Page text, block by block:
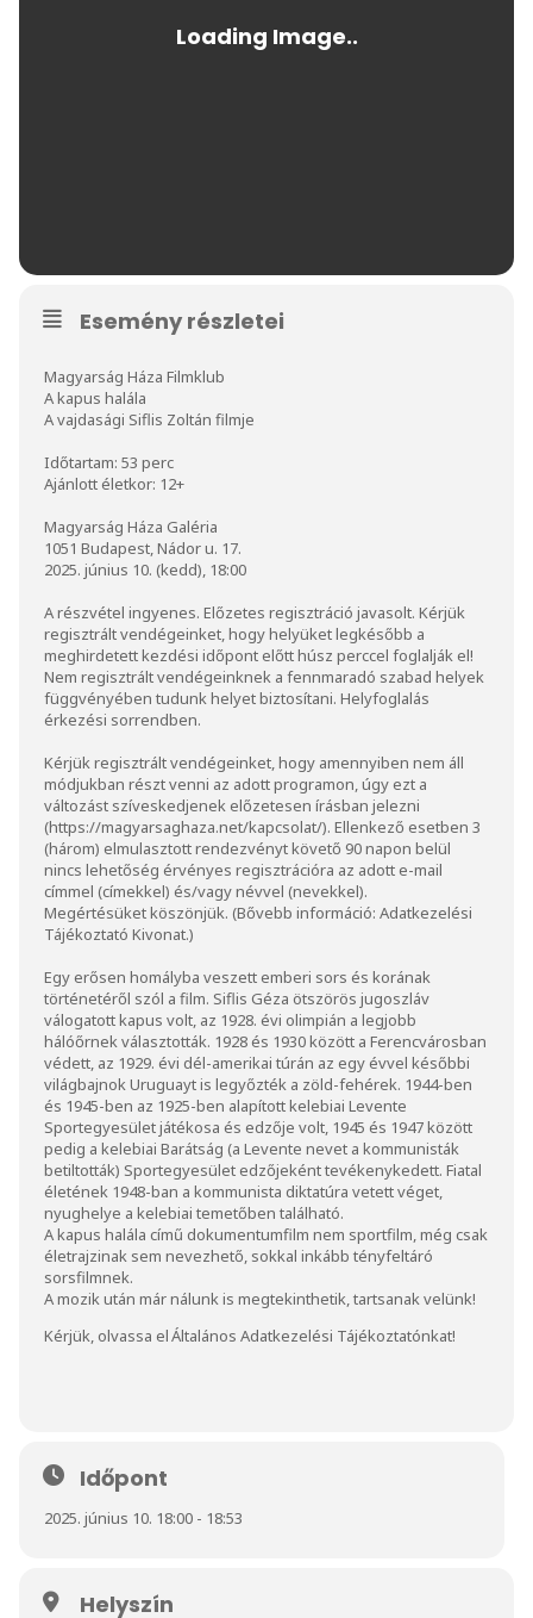
Esemény részletei
Magyarság Háza Filmklub
A kapus halála
A vajdasági Siflis Zoltán filmje
Időtartam: 53 perc
Ajánlott életkor: 12+
Magyarság Háza Galéria
1051 Budapest, Nádor u. 17.
2025. június 10. (kedd), 18:00
A részvétel ingyenes. Előzetes regisztráció javasolt. Kérjük
regisztrált vendégeinket, hogy helyüket legkésőbb a
meghirdetett kezdési időpont előtt húsz perccel foglalják el!
Nem regisztrált vendégeinknek a fennmaradó szabad helyek
függvényében tudunk helyet biztosítani. Helyfoglalás
érkezési sorrendben.
Kérjük regisztrált vendégeinket, hogy amennyiben nem áll
módjukban részt venni az adott programon, úgy ezt a
változást szíveskedjenek előzetesen írásban jelezni
(https://magyarsaghaza.net/kapcsolat/). Ellenkező esetben 3
(három) elmulasztott rendezvényt követő 90 napon belül
nincs lehetőség érvényes regisztrációra az adott e-mail
címmel (címekkel) és/vagy névvel (nevekkel).
Megértésüket köszönjük. (Bővebb információ: Adatkezelési
Tájékoztató Kivonat.)
Egy erősen homályba veszett emberi sors és korának
történetéről szól a film. Siflis Géza ötszörös jugoszláv
válogatott kapus volt, az 1928. évi olimpián a legjobb
hálóőrnek választották. 1928 és 1930 között a Ferencvárosban
védett, az 1929. évi dél-amerikai túrán az egy évvel későbbi
világbajnok Uruguayt is legyőzték a zöld-fehérek. 1944-ben
és 1945-ben az 1925-ben alapított kelebiai Levente
Sportegyesület játékosa és edzője volt, 1945 és 1947 között
pedig a kelebiai Barátság (a Levente nevet a kommunisták
betiltották) Sportegyesület edzőjeként tevékenykedett. Fiatal
életének 1948-ban a kommunista diktatúra vetett véget,
nyughelye a kelebiai temetőben található.
A kapus halála című dokumentumfilm nem sportfilm, még csak
életrajzinak sem nevezhető, sokkal inkább tényfeltáró
sorsfilmnek.
A mozik után már nálunk is megtekinthetik, tartsanak velünk!
Kérjük, olvassa elÁltalános Adatkezelési Tájékoztatónkat!
Időpont
2025. június 10. 18:00 - 18:53
Helyszín